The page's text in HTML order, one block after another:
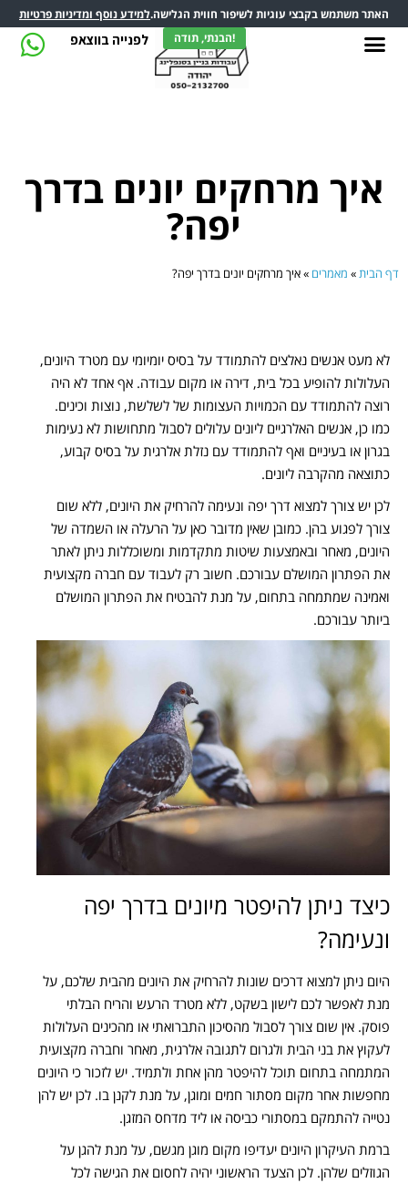
לפנייה בווצאפ
איך מרחקים יונים בדרך
יפה?
דף הבית » מאמרים »איך מרחקים יונים בדרך יפה?
לא מעט אנשים נאלצים להתמודד על בסיס יומיומי עם מטרד היונים,
העלולות להופיע בכל בית, דירה או מקום עבודה. אף אחד לא היה
רוצה להתמודד עם הכמויות העצומות של לשלשת, נוצות וכינים.
כמו כן, אנשים האלרגיים ליונים עלולים לסבול מתחושות לא נעימות
בגרון או בעיניים ואף להתמודד עם נזלת אלרגית על בסיס קבוע,
כתוצאה מהקרבה ליונים.
לכן יש צורך למצוא דרך יפה ונעימה להרחיק את היונים, ללא שום
צורך לפגוע בהן. כמובן שאין מדובר כאן על הרעלה או השמדה של
היונים, מאחר ובאמצעות שיטות מתקדמות ומשוכללות ניתן לאתר
את הפתרון המושלם עבורכם. חשוב רק לעבוד עם חברה מקצועית
ואמינה שמתמחה בתחום, על מנת להבטיח את הפתרון המושלם
ביותר עבורכם.
כיצד ניתן להיפטר מיונים בדרך יפה
ונעימה?
היום ניתן למצוא דרכים שונות להרחיק את היונים מהבית שלכם, על
מנת לאפשר לכם לישון בשקט, ללא מטרד הרעש והריח הבלתי
פוסק. אין שום צורך לסבול מהסיכון התברואתי או מהכינים העלולות
לעקוץ את בני הבית ולגרום לתגובה אלרגית, מאחר וחברה מקצועית
המתמחה בתחום תוכל להיפטר מהן אחת ולתמיד. יש לזכור כי היונים
מחפשות אחר מקום מסתור חמים ומוגן, על מנת לקנן בו. לכן יש להן
נטייה להתמקם במסתורי כביסה או ליד מדחס המזגן.
ברמת העיקרון היונים יעדיפו מקום מוגן מגשם, על מנת להגן על
הגוזלים שלהן. לכן הצעד הראשוני יהיה לחסום את הגישה לכל
האתר משתמש בקבצי עוגיות לשיפור חווית הגלישה.למידע נוסף ומדיניות פרטיות
הבנתי, תודה!